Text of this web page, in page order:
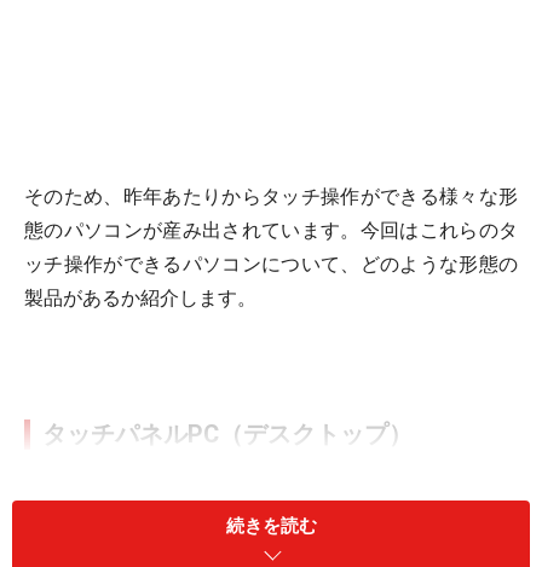
そのため、昨年あたりからタッチ操作ができる様々な形
態のパソコンが産み出されています。今回はこれらのタ
ッチ操作ができるパソコンについて、どのような形態の
製品があるか紹介します。
タッチパネルPC（デスクトップ）
ャンパスに見立て自由に落書きしたり、大きなボタンを
用意して簡単に操作できるよう考えられています。触れ
続きを読む